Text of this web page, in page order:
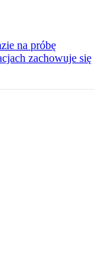
na próbę
zachowuje się